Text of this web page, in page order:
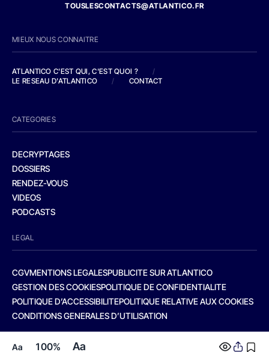
Aa 100% Aa
TOUSLESCONTACTS@ATLANTICO.FR
MIEUX NOUS CONNAITRE
ATLANTICO C'EST QUI, C'EST QUOI ?
/
LE RESEAU D'ATLANTICO
/ CONTACT
CATEGORIES
DECRYPTAGES
DOSSIERS
RENDEZ-VOUS
VIDEOS
PODCASTS
LEGAL
CGVMENTIONS LEGALESPUBLICITE SUR ATLANTICO
GESTION DES COOKIESPOLITIQUE DE CONFIDENTIALITE
POLITIQUE D’ACCESSIBILITEPOLITIQUE RELATIVE AUX COOKIES
CONDITIONS GENERALES D’UTILISATION